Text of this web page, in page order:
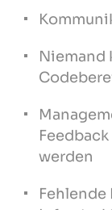
Niemand
werden